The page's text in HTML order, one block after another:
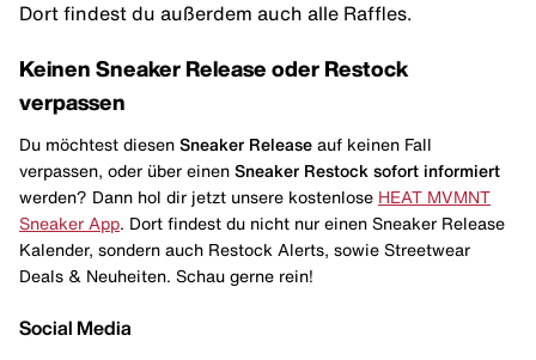
Dort findest du außerdem auch alle Raffles.
Keinen Sneaker Release oder Restock
verpassen
Du möchtest diesen Sneaker Release auf keinen Fall
verpassen, oder über einen Sneaker Restock sofort informiert
werden? Dann hol dir jetzt unsere kostenlose HEAT MVMNT
Sneaker App . Dort findest du nicht nur einen Sneaker Release
Kalender, sondern auch Restock Alerts, sowie Streetwear
Deals & Neuheiten. Schau gerne rein!
Social Media